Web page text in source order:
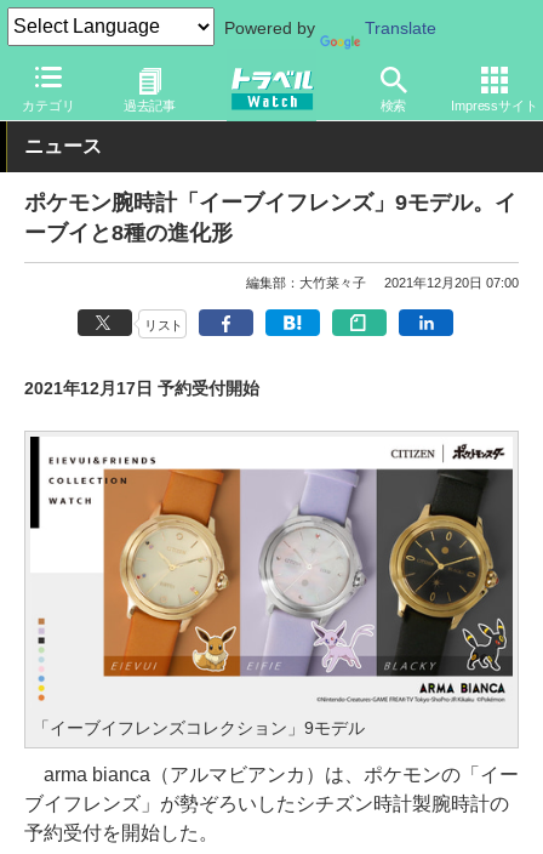
Powered by Translate
カテゴリ 過去記事 検索 Impressサイト
トラベル Watch 旅のアイテム ガジェット その他
ニュース
ポケモン腕時計「イーブイフレンズ」9モデル。イ
ーブイと8種の進化形
編集部：大竹菜々子 2021年12月20日 07:00
リスト
2021年12月17日 予約受付開始
「イーブイフレンズコレクション」9モデル
arma bianca（アルマビアンカ）は、ポケモンの「イー
ブイフレンズ」が勢ぞろいしたシチズン時計製腕時計の
予約受付を開始した。